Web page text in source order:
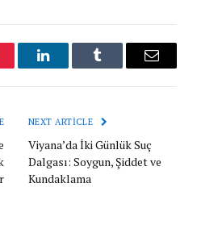
LinkedInTumblr Email
NEXT ARTICLE
Viyana’da İki Günlük Suç
Dalgası: Soygun, Şiddet ve
Kundaklama